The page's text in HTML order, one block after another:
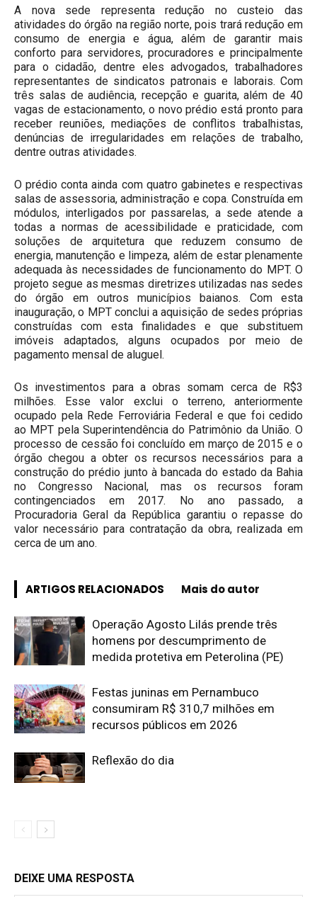
A nova sede representa redução no custeio das
atividades do órgão na região norte, pois trará redução em
consumo de energia e água, além de garantir mais
conforto para servidores, procuradores e principalmente
para o cidadão, dentre eles advogados, trabalhadores
representantes de sindicatos patronais e laborais. Com
três salas de audiência, recepção e guarita, além de 40
vagas de estacionamento, o novo prédio está pronto para
receber reuniões, mediações de conflitos trabalhistas,
denúncias de irregularidades em relações de trabalho,
dentre outras atividades.
O prédio conta ainda com quatro gabinetes e respectivas
salas de assessoria, administração e copa. Construída em
módulos, interligados por passarelas, a sede atende a
todas a normas de acessibilidade e praticidade, com
soluções de arquitetura que reduzem consumo de
energia, manutenção e limpeza, além de estar plenamente
adequada às necessidades de funcionamento do MPT. O
projeto segue as mesmas diretrizes utilizadas nas sedes
do órgão em outros municípios baianos. Com esta
inauguração, o MPT conclui a aquisição de sedes próprias
construídas com esta finalidades e que substituem
imóveis adaptados, alguns ocupados por meio de
pagamento mensal de aluguel.
Os investimentos para a obras somam cerca de R$3
milhões. Esse valor exclui o terreno, anteriormente
ocupado pela Rede Ferroviária Federal e que foi cedido
ao MPT pela Superintendência do Patrimônio da União. O
processo de cessão foi concluído em março de 2015 e o
órgão chegou a obter os recursos necessários para a
construção do prédio junto à bancada do estado da Bahia
no Congresso Nacional, mas os recursos foram
contingenciados em 2017. No ano passado, a
Procuradoria Geral da República garantiu o repasse do
valor necessário para contratação da obra, realizada em
cerca de um ano.
ARTIGOS RELACIONADOS Mais do autor
Operação Agosto Lilás prende três
homens por descumprimento de
medida protetiva em Peterolina (PE)
Festas juninas em Pernambuco
consumiram R$ 310,7 milhões em
recursos públicos em 2026
Reflexão do dia
DEIXE UMA RESPOSTA